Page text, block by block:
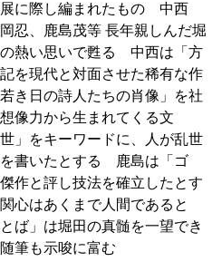
に際し編まれたもの 中西
忍、鹿島茂等 長年親しんだ堀
熱い思いで甦る 中西は「方
を現代と対面させた稀有な作
き日の詩人たちの肖像」を社
像力から生まれてくる文
」をキーワードに、人が乱世
を書いたとする 鹿島は「ゴ
作と評し技法を確立したとす
心はあくまで人間であると
ば」は堀田の真髄を一望でき
筆も示唆に富む